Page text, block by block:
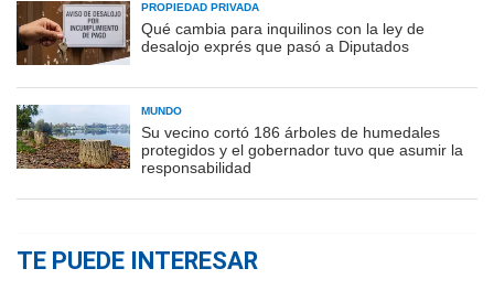
PROPIEDAD PRIVADA
Qué cambia para inquilinos con la ley de
desalojo exprés que pasó a Diputados
MUNDO
Su vecino cortó 186 árboles de humedales
protegidos y el gobernador tuvo que asumir la
responsabilidad
TE PUEDE INTERESAR